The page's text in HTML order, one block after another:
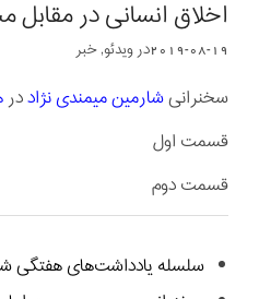
اخلاق انسانی در
2019-08-19درویدئو,خبر
سخنرانیشارمین میمندی نژاددر
قسمت اول
قسمت دوم
سلسله یادداشت‌های هفتگی